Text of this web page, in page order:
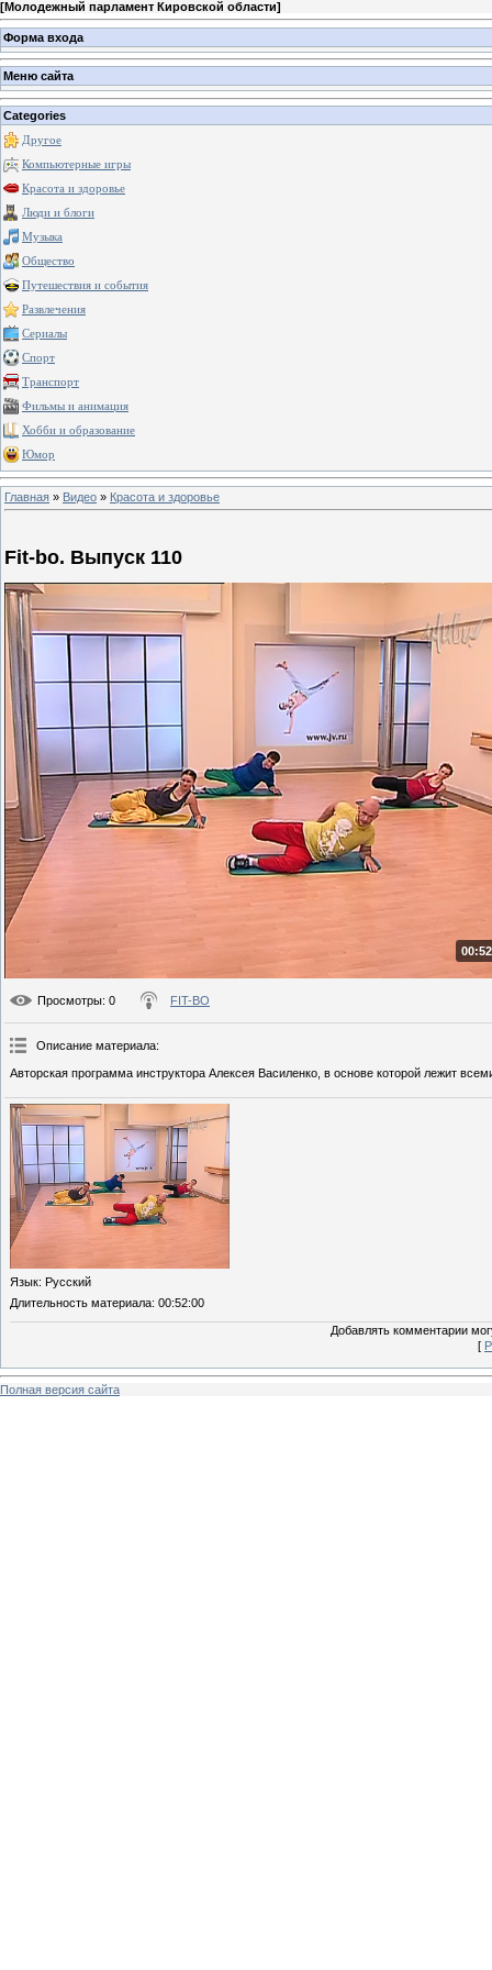
[Молодежный парламент Кировской области]
Форма входа
Меню сайта
Categories
Другое
Компьютерные игры
Красота и здоровье
Люди и блоги
Музыка
Общество
Путешествия и события
Развлечения
Сериалы
Спорт
Транспорт
Фильмы и анимация
Хобби и образование
Юмор
Главная » Видео » Красота и здоровье
Fit-bo. Выпуск 110
Просмотры: 0 FIT-BO
Описание материала:
Авторская программа инструктора Алексея Василенко, в основе которой лежит
Язык: Русский
Длительность материала: 00:52:00
Добавлять комментарии
[
Полная версия сайта